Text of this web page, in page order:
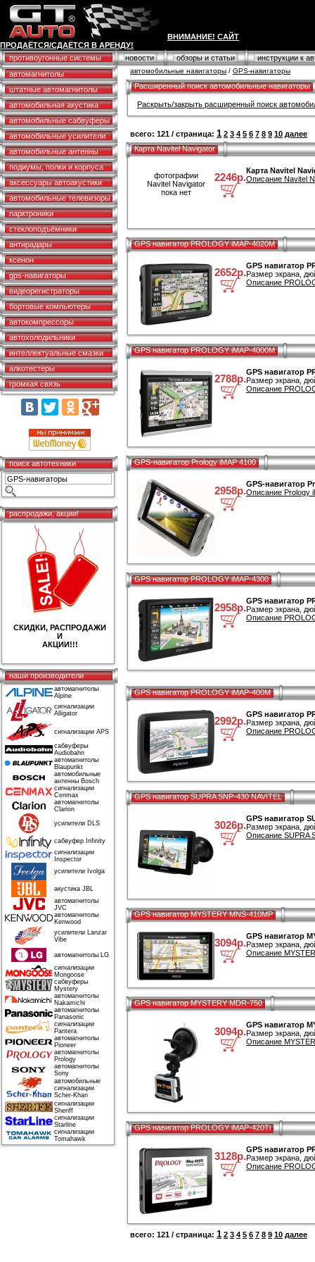
ВНИМАНИЕ! САЙТ
ПРОДАЁТСЯ/СДАЁТСЯ В АРЕНДУ!
противоугонные системы
новости обзоры и статьи
инструкции к
автомагнитолы
штатные автомагнитолы
автомобильная акустика
автомобильные сабвуферы
автомобильные усилители
автомобильные антенны
подиумы, полки и корпуса
аксессуары автоакустики
автомобильные телевизоры
парктроники
стеклоподъёмники
антирадары
ксенон
gps-навигаторы
видеорегистраторы
бортовые компьютеры
автокомпрессоры
автохолодильники
интеллектуальные смазки
алкотестеры
громкая связь
поиск автотехники
распродажи, акции!
СКИДКИ, РАСПРОДАЖИ
И
АКЦИИ!!!
наши производители
автомагнитолы
Alpine
сигнализации
Alligator
сигнализации APS
сабвуферы
Audiobahn
автомагнитолы
Blaupunkt
автомобильные
антенны Bosch
сигнализации
Cenmax
автомагнитолы
Clarion
усилители DLS
сабвуфер Infinity
сигнализации
Inspector
усилители Ivolga
акустика JBL
автомагнитолы
JVC
автомагнитолы
Kenwood
усилители Lanzar
Vibe
автомагнитолы LG
сигнализации
Mongoose
сабвуферы
Mystery
автомагнитолы
Nakamichi
автомагнитолы
Panasonic
сигнализации
Pantera
автомагнитолы
Pioneer
автомагнитолы
Prology
автомагнитолы
Sony
автомобильные
сигнализации
Scher-Khan
сигнализации
Sheriff
сигнализации
Starline
сигнализации
Tomahawk
автомобильные навигаторы / GPS-навигаторы
Расширенный поиск автомобильные навигаторы
Раскрыть/закрыть расширенный поиск
всего: 121 / страница: 1 2 3 4 5 6 7 8 9 10 далее
Карта Navitel Navigator
фотографии
Navitel Navigator
пока нет
2246р.
Карта Navitel
Описание Navitel
GPS навигатор PROLOGY iMAP-4020M
2652р.
GPS навигатор
Размер экрана,
Описание
GPS навигатор PROLOGY iMAP-4000M
2788р.
GPS навигатор
Размер экрана,
Описание
GPS-навигатор Prology iMAP 4100
2958р.
GPS-навигатор
Описание Prology
GPS навигатор PROLOGY iMAP-4300
2958р.
GPS навигатор
Размер экрана,
Описание
GPS навигатор PROLOGY iMAP-400M
2992р.
GPS навигатор
Размер экрана,
Описание
GPS навигатор SUPRA SNP-430 NAVITEL
3026р.
GPS навигатор
Размер экрана,
Описание SUPRA
GPS навигатор MYSTERY MNS-410MP
3094р.
GPS навигатор
Размер экрана,
Описание
GPS навигатор MYSTERY MDR-750
3094р.
GPS навигатор
Размер экрана,
Описание
GPS навигатор PROLOGY iMAP-420Ti
3128р.
GPS навигатор
Размер экрана,
Описание
всего: 121 / страница: 1 2 3 4 5 6 7 8 9 10 далее